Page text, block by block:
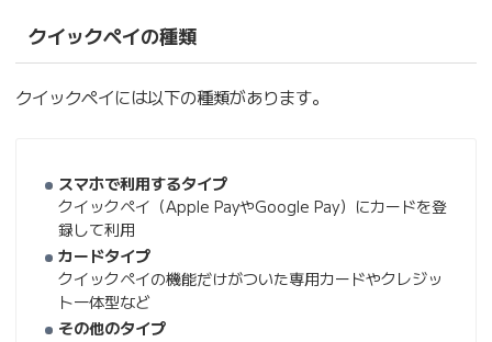
クイックペイの種類
クイックペイには以下の種類があります。
スマホで利用するタイプ
クイックペイ（Apple PayやGoogle Pay）にカードを登
録して利用
カードタイプ
クイックペイの機能だけがついた専用カードやクレジッ
ト一体型など
その他のタイプ